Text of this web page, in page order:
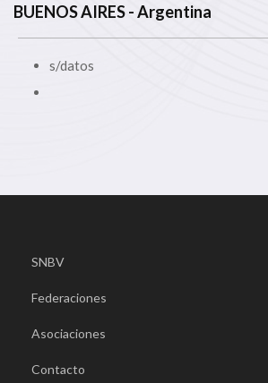
BUENOS AIRES- Argentina
s/datos
SNBV
Federaciones
Asociaciones
Contacto